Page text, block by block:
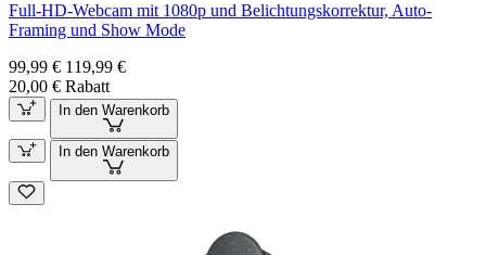
Full-HD-Webcam mit 1080p und Belichtungskorrektur, Auto-
Framing und Show Mode
99,99 € 119,99 €
20,00 € Rabatt
In den Warenkorb
In den Warenkorb